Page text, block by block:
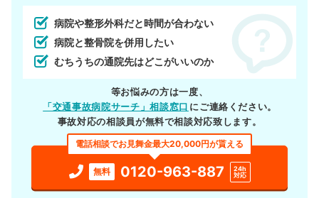
病院や整形外科だと時間が合わない
病院と整骨院を併用したい
むちうちの通院先はどこがいいのか
等お悩みの方は一度、
「交通事故病院サーチ」相談窓口 にご連絡ください。
事故対応の相談員が無料で相談対応致します。
電話相談でお見舞金最大20,000円が貰える
無料 0120-963-887
24h
対応